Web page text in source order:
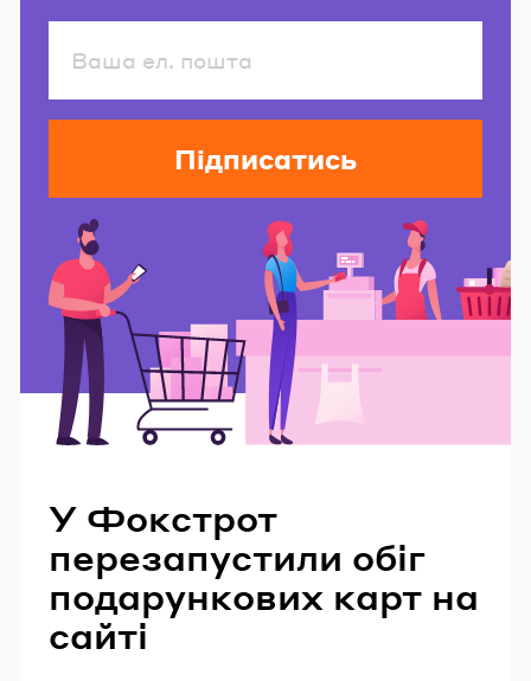
Підписатись
У Фокстрот
перезапустили обіг
подарункових карт на
сайті